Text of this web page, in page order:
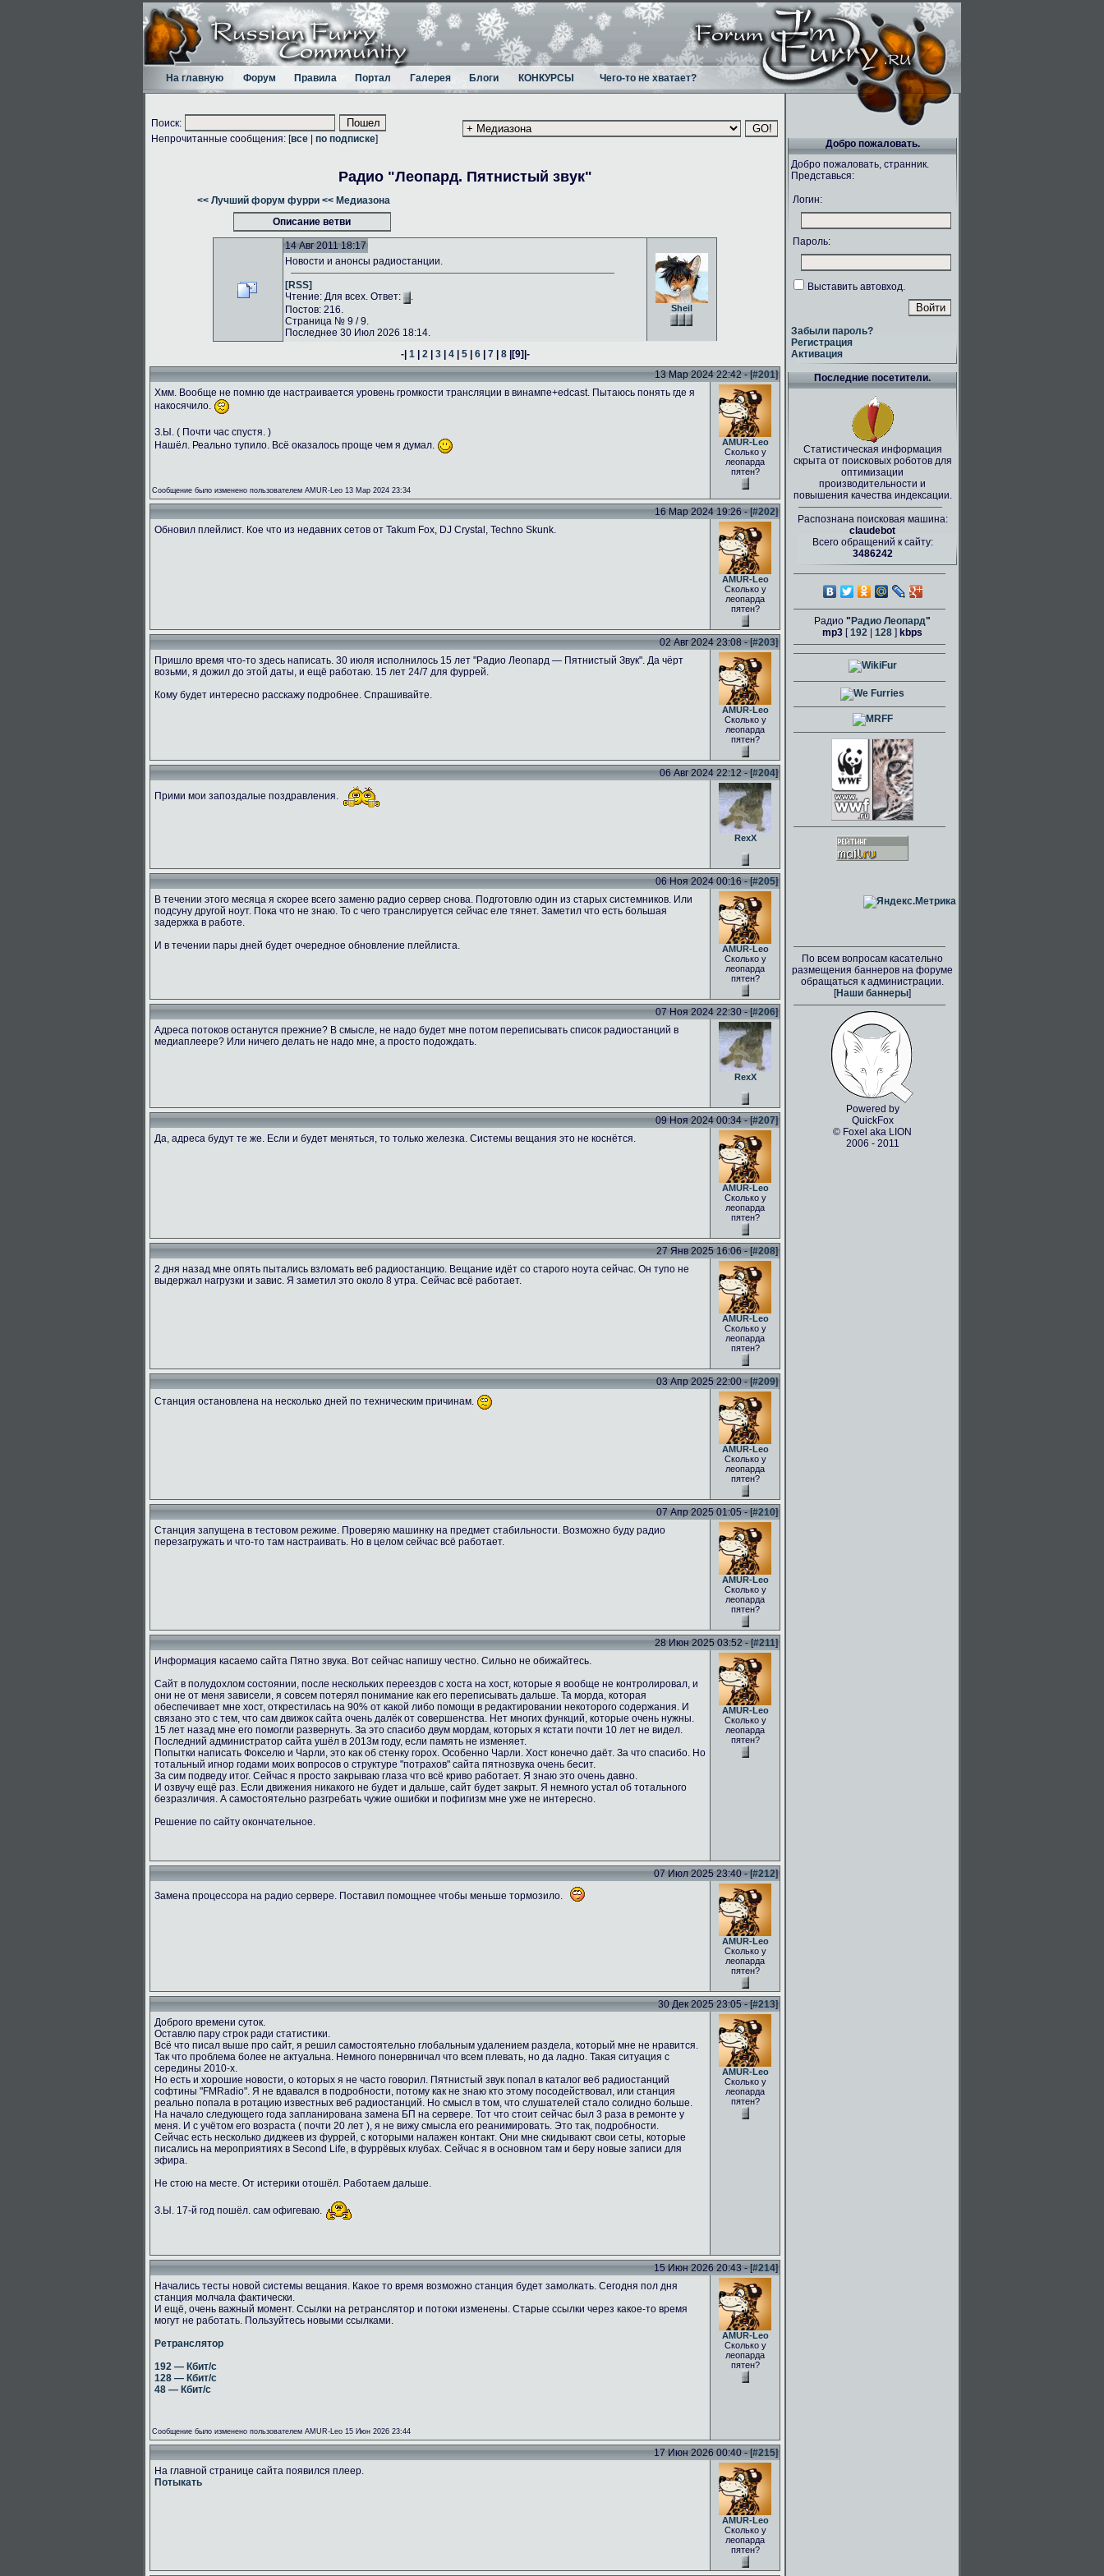
На главную Форум Правила Портал Галерея Блоги КОНКУРСЫ Чего-то не хватает?
Поиск:
Непрочитанные сообщения: [все по подписке]
Радио "Леопард. Пятнистый звук"
<< Лучший форум фурри << Медиазона
Описание ветви
14 Авг 2011 18:17
Sheil
Новости и анонсы радиостанции.
[RSS]
Чтение: Для всех. Ответ:
.
Постов: 216.
Страница № 9 / 9.
Последнее 30 Июл 2026 18:14.
-| 1| 2| 3| 4| 5| 6| 7| 8|[9]|-
13 Мар 2024 22:42 - [#201]
Хмм. Вообще не помню где настраивается уровень громкости трансляции в винампе+edcast. Пытаюсь понять где я
накосячило.
З.Ы. ( Почти час спустя. )
Нашёл. Реально тупило. Всё оказалось проще чем я думал.
Сообщение было изменено пользователем AMUR-Leo 13 Мар 2024 23:34
AMUR-Leo
Сколько у
леопарда
пятен?
16 Мар 2024 19:26 - [#202]
Обновил плейлист. Кое что из недавних сетов от Takum Fox, DJ Crystal, Techno Skunk.
AMUR-Leo
Сколько у
леопарда
пятен?
02 Авг 2024 23:08 - [#203]
Пришло время что-то здесь написать. 30 июля исполнилось 15 лет "Радио Леопард — Пятнистый Звук". Да чёрт
возьми, я дожил до этой даты, и ещё работаю. 15 лет 24/7 для фуррей.
Кому будет интересно расскажу подробнее. Спрашивайте.
AMUR-Leo
Сколько у
леопарда
пятен?
06 Авг 2024 22:12 - [#204]
Прими мои запоздалые поздравления.
RexX
06 Ноя 2024 00:16 - [#205]
В течении этого месяца я скорее всего заменю радио сервер снова. Подготовлю один из старых системников. Или
подсуну другой ноут. Пока что не знаю. То с чего транслируется сейчас еле тянет. Заметил что есть большая
задержка в работе.
И в течении пары дней будет очередное обновление плейлиста.
AMUR-Leo
Сколько у
леопарда
пятен?
07 Ноя 2024 22:30 - [#206]
Адреса потоков останутся прежние? В смысле, не надо будет мне потом переписывать список радиостанций в
медиаплеере? Или ничего делать не надо мне, а просто подождать.
RexX
09 Ноя 2024 00:34 - [#207]
Да, адреса будут те же. Если и будет меняться, то только железка. Системы вещания это не коснётся.
AMUR-Leo
Сколько у
леопарда
пятен?
27 Янв 2025 16:06 - [#208]
2 дня назад мне опять пытались взломать веб радиостанцию. Вещание идёт со старого ноута сейчас. Он тупо не
выдержал нагрузки и завис. Я заметил это около 8 утра. Сейчас всё работает.
AMUR-Leo
Сколько у
леопарда
пятен?
03 Апр 2025 22:00 - [#209]
Станция остановлена на несколько дней по техническим причинам.
AMUR-Leo
Сколько у
леопарда
пятен?
07 Апр 2025 01:05 - [#210]
Станция запущена в тестовом режиме. Проверяю машинку на предмет стабильности. Возможно буду радио
перезагружать и что-то там настраивать. Но в целом сейчас всё работает.
AMUR-Leo
Сколько у
леопарда
пятен?
28 Июн 2025 03:52 - [#211]
Информация касаемо сайта Пятно звука. Вот сейчас напишу честно. Сильно не обижайтесь.
Сайт в полудохлом состоянии, после нескольких переездов с хоста на хост, которые я вообще не контролировал, и
они не от меня зависели, я совсем потерял понимание как его переписывать дальше. Та морда, которая
обеспечивает мне хост, открестилась на 90% от какой либо помощи в редактировании некоторого содержания. И
связано это с тем, что сам движок сайта очень далёк от совершенства. Нет многих функций, которые очень нужны.
15 лет назад мне его помогли развернуть. За это спасибо двум мордам, которых я кстати почти 10 лет не видел.
Последний администратор сайта ушёл в 2013м году, если память не изменяет.
Попытки написать Фокселю и Чарли, это как об стенку горох. Особенно Чарли. Хост конечно даёт. За что спасибо. Но
тотальный игнор годами моих вопросов о структуре "потрахов" сайта пятнозвука очень бесит.
За сим подведу итог. Сейчас я просто закрываю глаза что всё криво работает. Я знаю это очень давно.
И озвучу ещё раз. Если движения никакого не будет и дальше, сайт будет закрыт. Я немного устал об тотального
безразличия. А самостоятельно разгребать чужие ошибки и пофигизм мне уже не интересно.
Решение по сайту окончательное.
AMUR-Leo
Сколько у
леопарда
пятен?
07 Июл 2025 23:40 - [#212]
Замена процессора на радио сервере. Поставил помощнее чтобы меньше тормозило.
AMUR-Leo
Сколько у
леопарда
пятен?
30 Дек 2025 23:05 - [#213]
Доброго времени суток.
Оставлю пару строк ради статистики.
Всё что писал выше про сайт, я решил самостоятельно глобальным удалением раздела, который мне не нравится.
Так что проблема более не актуальна. Немного понервничал что всем плевать, но да ладно. Такая ситуация с
середины 2010-х.
Но есть и хорошие новости, о которых я не часто говорил. Пятнистый звук попал в каталог веб радиостанций
софтины "FMRadio". Я не вдавался в подробности, потому как не знаю кто этому посодействовал, или станция
реально попала в ротацию известных веб радиостанций. Но смысл в том, что слушателей стало солидно больше.
На начало следующего года запланирована замена БП на сервере. Тот что стоит сейчас был 3 раза в ремонте у
меня. И с учётом его возраста ( почти 20 лет ), я не вижу смысла его реанимировать. Это так, подробности.
Сейчас есть несколько диджеев из фуррей, с которыми налажен контакт. Они мне скидывают свои сеты, которые
писались на мероприятиях в Second Life, в фуррёвых клубах. Сейчас я в основном там и беру новые записи для
эфира.
Не стою на месте. От истерики отошёл. Работаем дальше.
З.Ы. 17-й год пошёл. сам офигеваю.
AMUR-Leo
Сколько у
леопарда
пятен?
15 Июн 2026 20:43 - [#214]
Начались тесты новой системы вещания. Какое то время возможно станция будет замолкать. Сегодня пол дня
станция молчала фактически.
И ещё, очень важный момент. Ссылки на ретранслятор и потоки изменены. Старые ссылки через какое-то время
могут не работать. Пользуйтесь новыми ссылками.
Ретранслятор
192 — Кбит/с
128 — Кбит/с
48 — Кбит/с
Сообщение было изменено пользователем AMUR-Leo 15 Июн 2026 23:44
AMUR-Leo
Сколько у
леопарда
пятен?
17 Июн 2026 00:40 - [#215]
На главной странице сайта появился плеер.
Потыкать
AMUR-Leo
Сколько у
леопарда
пятен?
Добро пожаловать.
Добро пожаловать, странник.
Представься:
Логин:
Пароль:
Выставить автовход.
Забыли пароль?
Регистрация
Активация
Последние посетители.
Статистическая информация
скрыта от поисковых роботов для
оптимизации
производительности и
повышения качества индексации.
Распознана поисковая машина:
claudebot
Всего обращений к сайту:
3486242
Радио " Радио Леопард"
mp3 [192 128 ] kbps
По всем вопросам касательно
размещения баннеров на форуме
обращаться к администрации.
[Наши баннеры]
Powered by
QuickFox
© Foxel aka LION
2006 - 2011